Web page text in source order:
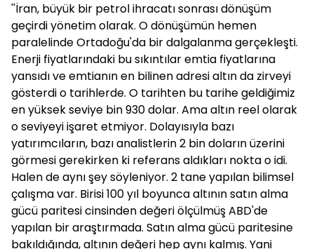
''İran, büyük bir petrol ihracatı sonrası dönüşüm
geçirdi yönetim olarak. O dönüşümün hemen
paralelinde Ortadoğu'da bir dalgalanma gerçekleşti.
Enerji fiyatlarındaki bu sıkıntılar emtia fiyatlarına
yansıdı ve emtianın en bilinen adresi altın da zirveyi
gösterdi o tarihlerde. O tarihten bu tarihe geldiğimiz
en yüksek seviye bin 930 dolar. Ama altın reel olarak
o seviyeyi işaret etmiyor. Dolayısıyla bazı
yatırımcıların, bazı analistlerin 2 bin doların üzerini
görmesi gerekirken ki referans aldıkları nokta o idi.
Halen de aynı şey söyleniyor. 2 tane yapılan bilimsel
çalışma var. Birisi 100 yıl boyunca altının satın alma
gücü paritesi cinsinden değeri ölçülmüş ABD'de
yapılan bir araştırmada. Satın alma gücü paritesine
bakıldığında, altının değeri hep aynı kalmış. Yani